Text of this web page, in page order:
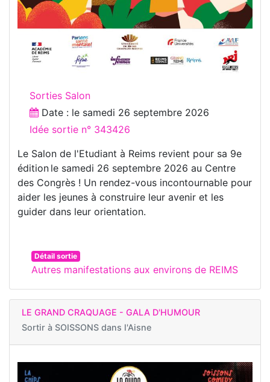
Sorties Salon
Date : le samedi 26 septembre 2026
Idée sortie n° 343426
Le Salon de l'Etudiant à Reims revient pour sa 9e
édition le samedi 26 septembre 2026 au Centre
des Congrès ! Un rendez-vous incontournable pour
aider les jeunes à construire leur avenir et les
guider dans leur orientation.
Détail sortie
Autres manifestations aux environs de REIMS
LE GRAND CRAQUAGE - GALA D'HUMOUR
Sortir à SOISSONS dans l'Aisne